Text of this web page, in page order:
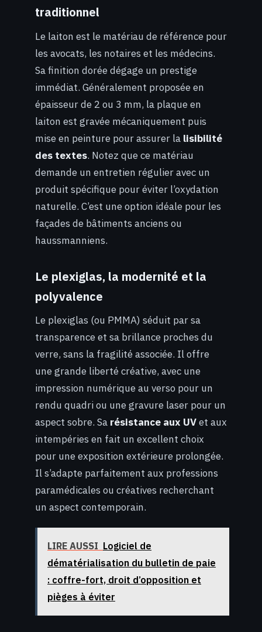
traditionnel
Le laiton est le matériau de référence pour
les avocats, les notaires et les médecins.
Sa finition dorée dégage un prestige
immédiat. Généralement proposée en
épaisseur de 2 ou 3 mm, la plaque en
laiton est gravée mécaniquement puis
mise en peinture pour assurer la lisibilité
des textes. Notez que ce matériau
demande un entretien régulier avec un
produit spécifique pour éviter l’oxydation
naturelle. C’est une option idéale pour les
façades de bâtiments anciens ou
haussmanniens.
Le plexiglas, la modernité et la
polyvalence
Le plexiglas (ou PMMA) séduit par sa
transparence et sa brillance proches du
verre, sans la fragilité associée. Il offre
une grande liberté créative, avec une
impression numérique au verso pour un
rendu quadri ou une gravure laser pour un
aspect sobre. Sa résistance aux UVet aux
intempéries en fait un excellent choix
pour une exposition extérieure prolongée.
Il s’adapte parfaitement aux professions
paramédicales ou créatives recherchant
un aspect contemporain.
LIRE AUSSI Logiciel de
dématérialisation du bulletin de paie
: coffre-fort, droit d’opposition et
pièges à éviter